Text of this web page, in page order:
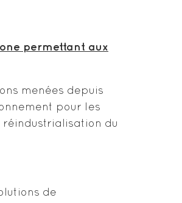
permettant aux
menées depuis
pour les
du
de